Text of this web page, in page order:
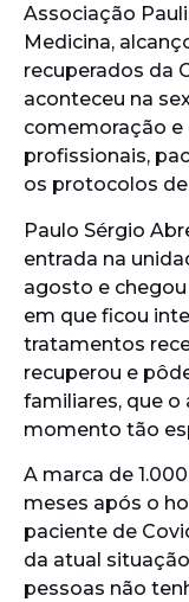
Associação
Medicina,
recuperados da
aconteceu na
comemoração
profissionais,
os protocolos
Paulo Sérgio
entrada na
agosto e
em que ficou
tratamentos
recuperou e
familiares, que o
momento tão
A marca de
meses após o
paciente de
da atual
pessoas não